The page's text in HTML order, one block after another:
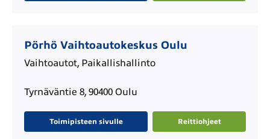
Pörhö Vaihtoautokeskus Oulu
Vaihtoautot, Paikallishallinto
Tyrnäväntie 8, 90400 Oulu
Toimipisteen sivulle Reittiohjeet